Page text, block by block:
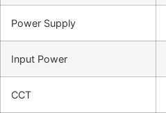
Power Supply
Input Power
CCT